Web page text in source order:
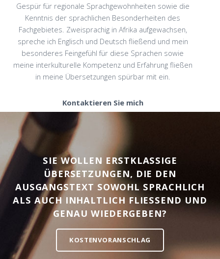
Gespür für regionale Sprachgewohnheiten sowie die
Kenntnis der sprachlichen Besonderheiten des
Fachgebietes. Zweisprachig in Afrika aufgewachsen,
spreche ich Englisch und Deutsch fließend und mein
besonderes Feingefühl für diese Sprachen sowie
meine interkulturelle Kompetenz und Erfahrung fließen
in meine Übersetzungen spürbar mit ein.
Kontaktieren Sie mich
SIE WOLLEN ERSTKLASSIGE
ÜBERSETZUNGEN, DIE DEN
AUSGANGSTEXT SOWOHL SPRACHLICH
ALS AUCH INHALTLICH FLIESSEND UND G
ENAU WIEDERGEBEN?
KOSTENVORANSCHLAG